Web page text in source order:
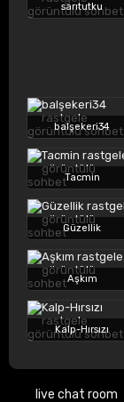
sarıtutku
balşekeri34
Tacmin
Güzellik
Aşkım
Kalp-Hırsızı
live chat room